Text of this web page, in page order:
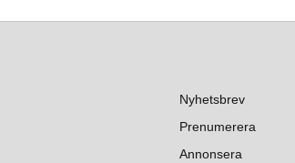
Nyhetsbrev
Prenumerera
Annonsera